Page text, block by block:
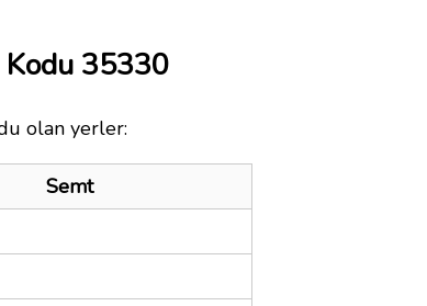
Kodu 35330
olan yerler:
Semt